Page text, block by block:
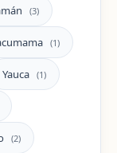
(3)
(1)
Yauca (1)
(2)